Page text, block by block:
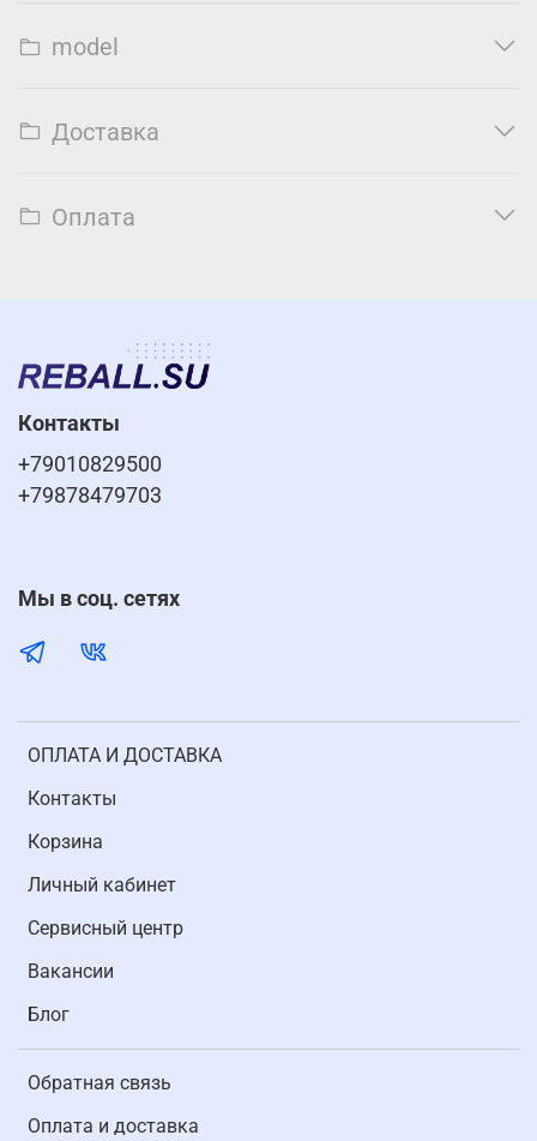
model
Доставка
Оплата
ОПЛАТА И ДОСТАВКА
Контакты
Корзина
Личный кабинет
Cервисный центр
Вакансии
Блог
Обратная связь
Оплата и доставка
Контакты
+79010829500
+79878479703
Мы в соц. сетях